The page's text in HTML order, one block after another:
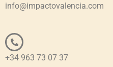
info@impactovalencia.com
+34 963 73 07 37